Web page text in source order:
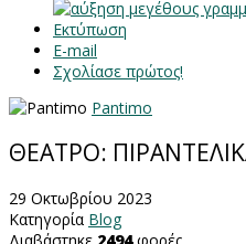
Εκτύπωση
E-mail
Σχολίασε πρώτος!
Pantimo
ΘΕΑΤΡΟ:
29 Οκτωβρίου 2023
Κατηγορία Blog